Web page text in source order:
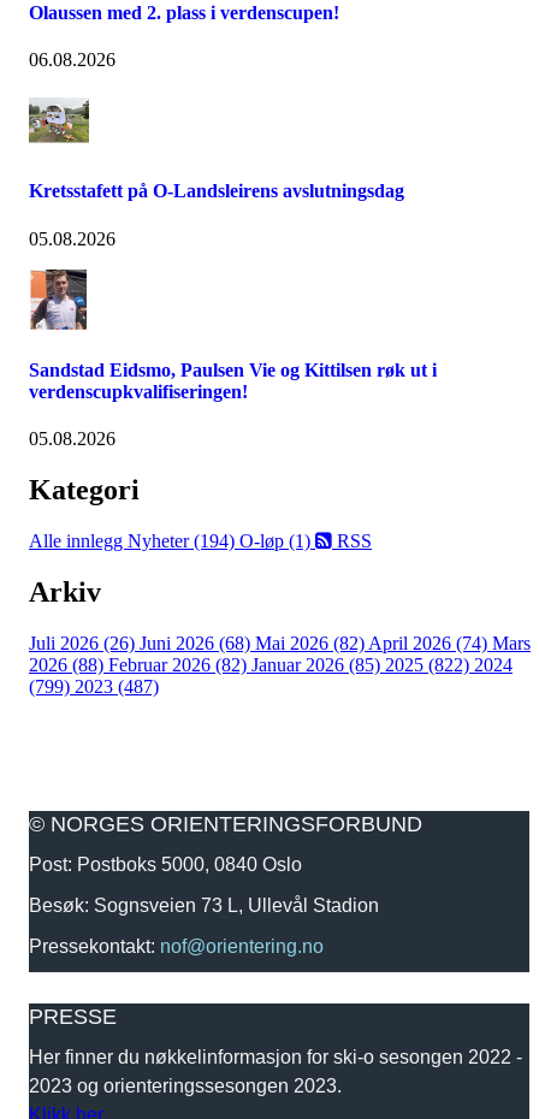
Olaussen med 2. plass i verdenscupen!
06.08.2026
Kretsstafett på O-Landsleirens avslutningsdag
05.08.2026
Sandstad Eidsmo, Paulsen Vie og Kittilsen røk ut i
verdenscupkvalifiseringen!
05.08.2026
Kategori
Alle innlegg Nyheter (194) O-løp (1) RSS
Arkiv
Juli 2026 (26) Juni 2026 (68) Mai 2026 (82) April 2026 (74) Mars
2026 (88) Februar 2026 (82) Januar 2026 (85) 2025 (822) 2024
(799) 2023 (487)
© NORGES ORIENTERINGSFORBUND
Post: Postboks 5000, 0840 Oslo
Besøk: Sognsveien 73 L, Ullevål Stadion
Pressekontakt: nof@orientering.no
PRESSE
Her finner du nøkkelinformasjon for ski-o sesongen 2022 -
2023 og orienteringssesongen 2023.
Klikk her